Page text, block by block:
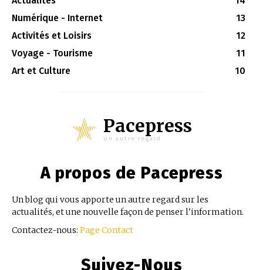
Numérique - Internet
13
Activités et Loisirs
12
Voyage - Tourisme
11
Art et Culture
10
Pacepress
Un autre regard
A propos de Pacepress
Un blog qui vous apporte un autre regard sur les
actualités, et une nouvelle façon de penser l'information.
Contactez-nous: Page Contact
Suivez-Nous